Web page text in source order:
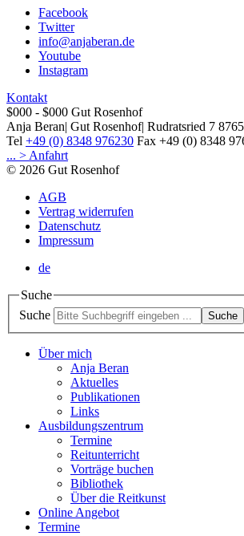
Facebook
Twitter
info@anjaberan.de
Youtube
Instagram
Kontakt
$000 - $000 Gut Rosenhof
Anja Beran| Gut Rosenhof| Rudratsried 7
Tel +49 (0) 8348 976230 Fax +49 (0) 8348
... > Anfahrt
© 2026 Gut Rosenhof
AGB
Vertrag widerrufen
Datenschutz
Impressum
de
Suche
Suche
Suche
Über mich
Anja Beran
Aktuelles
Publikationen
Links
Ausbildungszentrum
Termine
Reitunterricht
Vorträge buchen
Bibliothek
Über die Reitkunst
Online Angebot
Termine